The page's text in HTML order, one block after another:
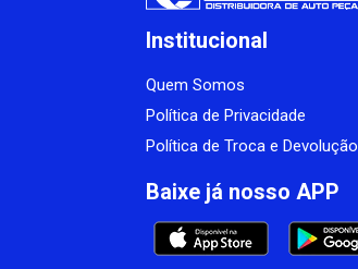
Institucional
Quem Somos
Política de Privacidade
Política de Troca e Devolução
Baixe já nosso APP